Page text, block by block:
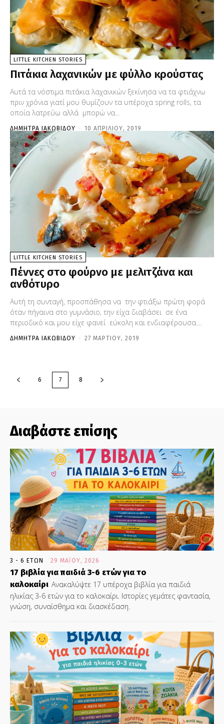
LITTLE KITCHEN STORIES
Πιτάκια λαχανικών με φύλλο κρούστας
Αυτά τα νόστιμα πιτάκια λαχανικών ξεκίνησα να τα φτιάχνω
πριν χρόνια γιατί μου θυμίζουν τα υπέροχα spring rolls, τα
οποία λατρεύω αλλά μπορώ να...
ΔΉΜΗΤΡΑ ΙΑΚΩΒΊΔΟΥ - 10 ΑΠΡΙΛΊΟΥ, 2019
LITTLE KITCHEN STORIES
Πέννες στο φούρνο με μελιτζάνα και
ανθότυρο
Αυτή τη συνταγή, προσπάθησα να την φτιάξω πρώτη φορά
όταν πήγαινα στο γυμνάσιο, την είχα διαβάσει σε ένα
περιοδικό και μου είχε φανεί εύκολη και ενδιαφέρουσα....
ΔΉΜΗΤΡΑ ΙΑΚΩΒΊΔΟΥ - 27 ΜΑΡΤΊΟΥ, 2019
6 7 8
Διαβάστε επίσης
3 - 6 ΕΤΏΝ 29 ΜΑΪ́ΟΥ, 2026
17 βιβλία για παιδιά 3-6 ετών για το
καλοκαίρι Ανακαλύψτε 17 υπέροχα βιβλία για παιδιά
ηλικίας 3-6 ετών για το καλοκαίρι. Ιστορίες γεμάτες φαντασία,
γνώση, συναίσθημα και διασκέδαση.